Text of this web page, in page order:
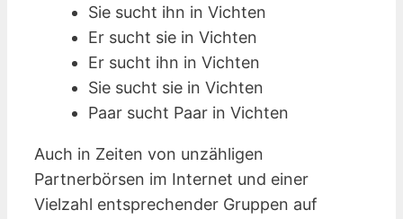
Sie sucht ihn in Vichten
Er sucht sie in Vichten
Er sucht ihn in Vichten
Sie sucht sie in Vichten
Paar sucht Paar in Vichten
Auch in Zeiten von unzähligen
Partnerbörsen im Internet und einer
Vielzahl entsprechender Gruppen auf